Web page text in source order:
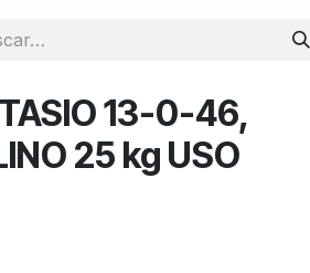
13-0-46,
25 kg USO